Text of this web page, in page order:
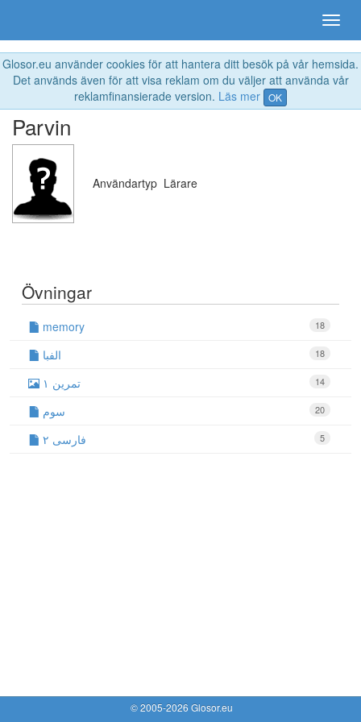
Glosor.eu använder cookies för att hantera ditt besök på vår hemsida.
Det används även för att visa reklam om du väljer att använda vår
reklamfinansierade version. Läs mer OK
Parvin
Användartyp Lärare
Övningar
18
memory
18 الفبا
14 تمرین ۱
20 سوم
5 فارسی ۲
© 2005-2026 Glosor.eu